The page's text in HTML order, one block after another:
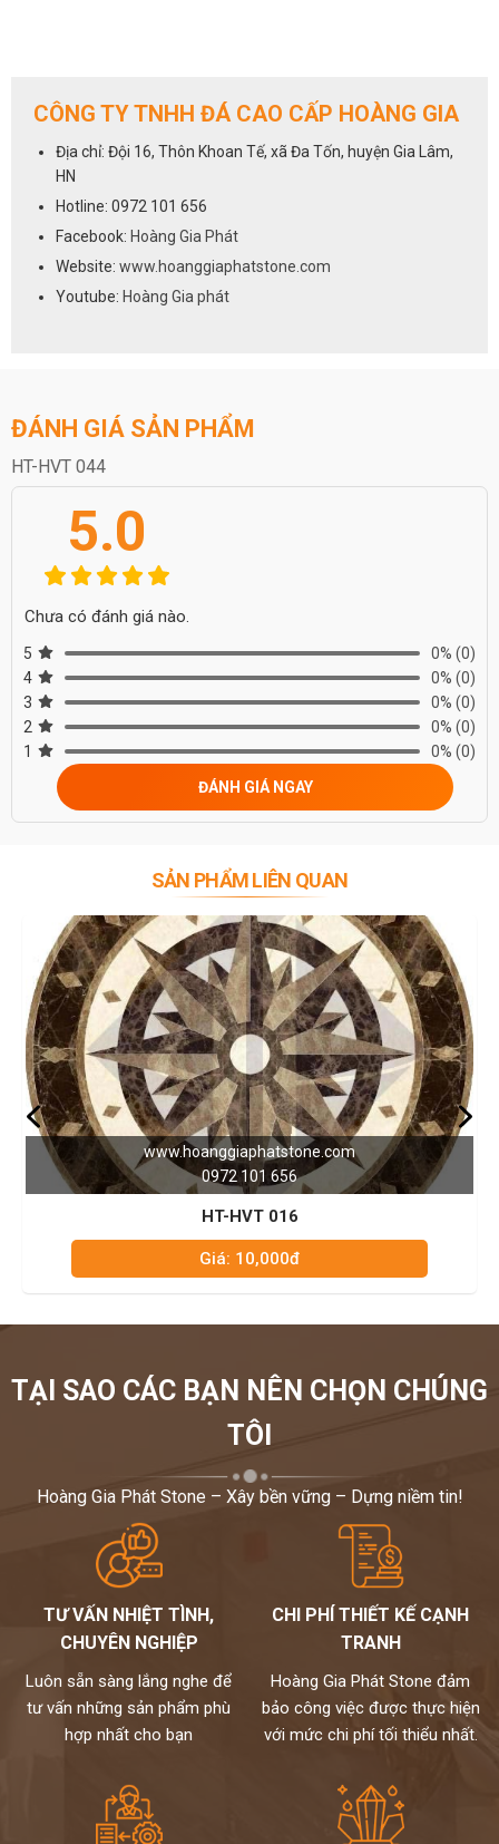
CÔNG TY TNHH ĐÁ CAO CẤP HOÀNG GIA
Địa chỉ: Đội 16, Thôn Khoan Tế, xã Đa Tốn, huyện Gia Lâm,
HN
Hotline: 0972 101 656
Facebook: Hoàng Gia Phát
Website: www.hoanggiaphatstone.com
Youtube: Hoàng Gia phát
ĐÁNH GIÁ SẢN PHẨM
HT-HVT 044
5.0
Chưa có đánh giá nào.
5 0% (0)
4
0% (0)
3
0% (0)
2
0% (0)
1
0% (0)
ĐÁNH GIÁ NGAY
SẢN PHẨM LIÊN QUAN
www.hoanggiaphatstone.com
0972 101 656
TẠI SAO CÁC BẠN NÊN CHỌN CHÚNG
TÔI
Hoàng Gia Phát Stone – Xây bền vững – Dựng niềm tin!
TƯ VẤN NHIỆT TÌNH,
CHUYÊN NGHIỆP
Luôn sẵn sàng lắng nghe để
tư vấn những sản phẩm phù
hợp nhất cho bạn
CHI PHÍ THIẾT KẾ CẠNH
TRANH
Hoàng Gia Phát Stone đảm
bảo công việc được thực hiện
với mức chi phí tối thiểu nhất.